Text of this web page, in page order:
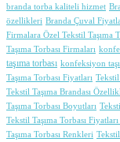
branda torba kaliteli hizmet
özellikleri Branda Çuval
Firmalara Özel Tekstil Taşıma
Taşıma Torbası Firmaları
taşıma torbası konfeksiyon
Taşıma Torbası Fiyatları
Tekstil Taşıma Brandası
Taşıma Torbası Boyutları
Tekstil Taşıma Torbası
Taşıma Torbası Renkleri Tekstil